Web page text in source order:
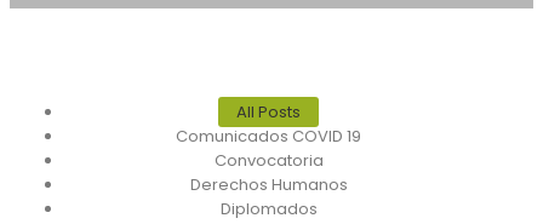
All Posts
Comunicados COVID 19
Convocatoria
Derechos Humanos
Diplomados